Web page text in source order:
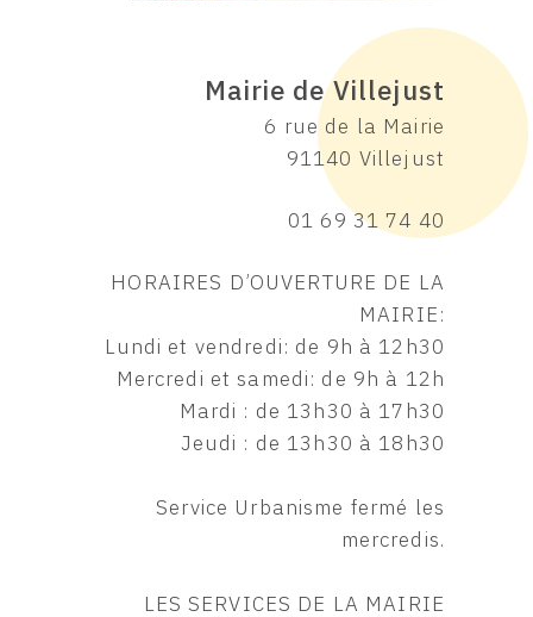
Mairie de Villejust
6 rue de la Mairie
91140 Villejust
01 69 31 74 40
HORAIRES D’OUVERTURE DE LA
MAIRIE:
Lundi et vendredi: de 9h à 12h30
Mercredi et samedi: de 9h à 12h
Mardi : de 13h30 à 17h30
Jeudi : de 13h30 à 18h30
Service Urbanisme fermé les
mercredis.
LES SERVICES DE LA MAIRIE